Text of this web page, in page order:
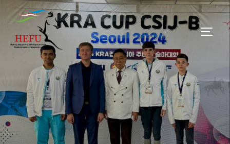
Перейти
содержимому